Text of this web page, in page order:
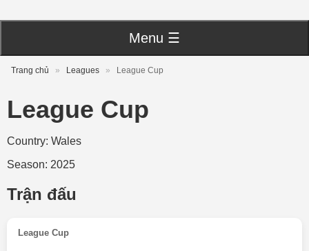
Menu ☰
Trang chủ » Leagues » League Cup
League Cup
Country: Wales
Season: 2025
Trận đấu
League Cup